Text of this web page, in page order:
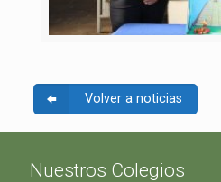
Volver a noticias
Nuestros Colegios